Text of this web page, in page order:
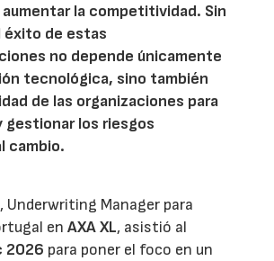
la competitividad. Sin
éxito de estas
no depende únicamente
tecnológica, sino también
de las organizaciones para
gestionar los riesgos
cambio.
Underwriting Manager para
enAXA XL, asistió al
2026 para poner el foco en un